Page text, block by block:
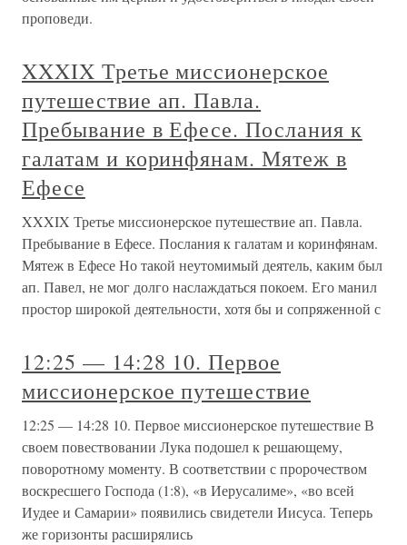
проповеди.
XXXIX Третье миссионерское
путешествие ап. Павла.
Пребывание в Ефесе. Послания к
галатам и коринфянам. Мятеж в
Ефесе
XXXIX Третье миссионерское путешествие ап. Павла.
Пребывание в Ефесе. Послания к галатам и коринфянам.
Мятеж в Ефесе Но такой неутомимый деятель, каким был
ап. Павел, не мог долго наслаждаться покоем. Его манил
простор широкой деятельности, хотя бы и сопряженной с
12:25 — 14:28 10. Первое
миссионерское путешествие
12:25 — 14:28 10. Первое миссионерское путешествие В
своем повествовании Лука подошел к решающему,
поворотному моменту. В соответствии с пророчеством
воскресшего Господа (1:8), «в Иерусалиме», «во всей
Иудее и Самарии» появились свидетели Иисуса. Теперь
же горизонты расширялись